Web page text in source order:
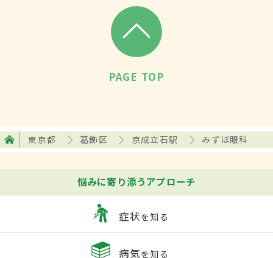
PAGE TOP
東京都 葛飾区 京成立石駅 みずほ眼科
悩みに寄り添うアプローチ
症状を知る
病気を知る